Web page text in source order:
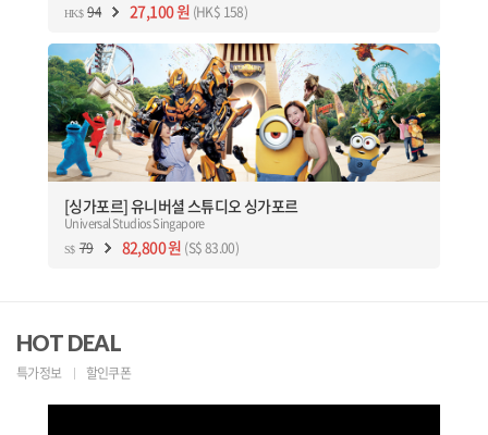
HK$ 94 27,100 원 (HK$ 158)
[싱가포르] 유니버셜 스튜디오 싱가포르
Universal Studios Singapore
S$ 79 82,800 원 (S$ 83.00)
[싱가포르] 유니버셜 스튜디오 싱가포르
Universal Studios Singapore
[싱가포르] 유니버셜 스튜디오
싱가포르를 대표하는 테마파크 유니버셜 스튜디오 싱가포르 특가 예약
HOT DEAL
특가정보 할인쿠폰